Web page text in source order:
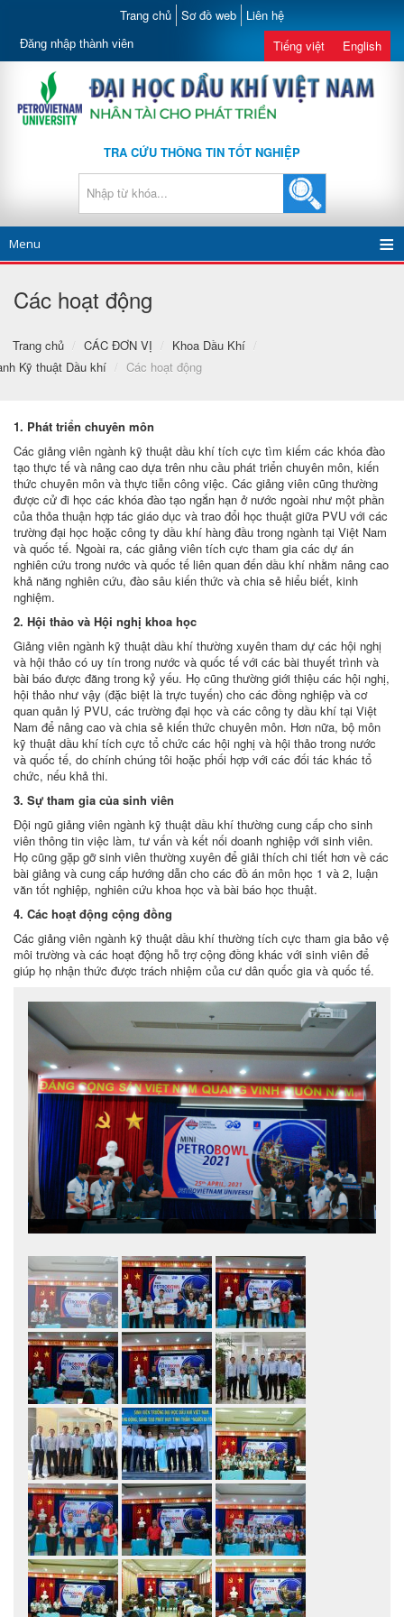
Trang chủ Sơ đồ web Liên hệ
Đăng nhập thành viên Tiếng việt English
TRA CỨU THÔNG TIN TỐT NGHIỆP
Menu
Các hoạt động
Trang chủ / CÁC ĐƠN VỊ / Khoa Dầu Khí
/
Kỹ thuật Dầu khí / Các hoạt động
1. Phát triển chuyên môn
Các giảng viên ngành kỹ thuật dầu khí tích cực tìm kiếm các khóa đào
tạo thực tế và nâng cao dựa trên nhu cầu phát triển chuyên môn, kiến
thức chuyên môn và thực tiễn công việc. Các giảng viên cũng thường
được cử đi học các khóa đào tạo ngắn hạn ở nước ngoài như một phần
của thỏa thuận hợp tác giáo dục và trao đổi học thuật giữa PVU với các
trường đại học hoặc công ty dầu khí hàng đầu trong ngành tại Việt Nam
và quốc tế. Ngoài ra, các giảng viên tích cực tham gia các dự án
nghiên cứu trong nước và quốc tế liên quan đến dầu khí nhằm nâng cao
khả năng nghiên cứu, đào sâu kiến thức và chia sẻ hiểu biết, kinh
nghiệm.
2. Hội thảo và Hội nghị khoa học
Giảng viên ngành kỹ thuật dầu khí thường xuyên tham dự các hội nghị
và hội thảo có uy tín trong nước và quốc tế với các bài thuyết trình và
bài báo được đăng trong kỷ yếu. Họ cũng thường giới thiệu các hội nghị,
hội thảo như vậy (đặc biệt là trực tuyến) cho các đồng nghiệp và cơ
quan quản lý PVU, các trường đại học và các công ty dầu khí tại Việt
Nam để nâng cao và chia sẻ kiến thức chuyên môn. Hơn nữa, bộ môn
kỹ thuật dầu khí tích cực tổ chức các hội nghị và hội thảo trong nước
và quốc tế, do chính chúng tôi hoặc phối hợp với các đối tác khác tổ
chức, nếu khả thi.
3. Sự tham gia của sinh viên
Đội ngũ giảng viên ngành kỹ thuật dầu khí thường cung cấp cho sinh
viên thông tin việc làm, tư vấn và kết nối doanh nghiệp với sinh viên.
Họ cũng gặp gỡ sinh viên thường xuyên để giải thích chi tiết hơn về các
bài giảng và cung cấp hướng dẫn cho các đồ án môn học 1 và 2, luận
văn tốt nghiệp, nghiên cứu khoa học và bài báo học thuật.
4. Các hoạt động cộng đồng
Các giảng viên ngành kỹ thuật dầu khí thường tích cực tham gia bảo vệ
môi trường và các hoạt động hỗ trợ cộng đồng khác với sinh viên để
giúp họ nhận thức được trách nhiệm của cư dân quốc gia và quốc tế.